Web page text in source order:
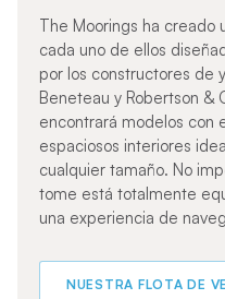
The Moorings ha creado
cada uno de ellos
por los constructores de
Beneteau y Robertson &
encontrará modelos con
espaciosos interiores
cualquier tamaño. No
tome está totalmente
una experiencia de
NUESTRA FLOTA DE